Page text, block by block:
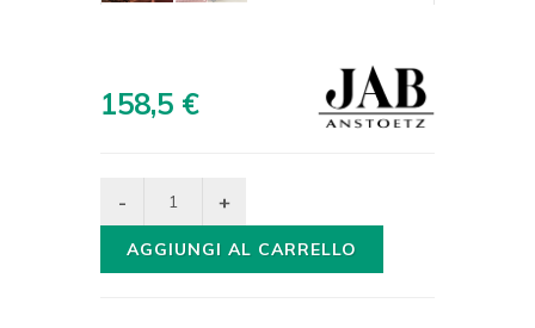
158,5 €
AGGIUNGI AL CARRELLO